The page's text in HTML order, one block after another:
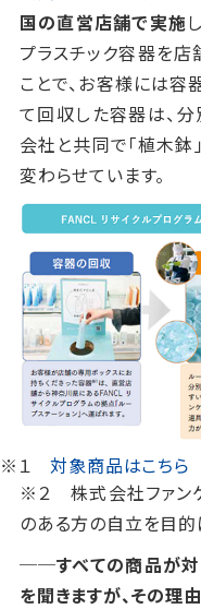
国の直営店舗で実施
プラスチック容器を店
ことで、お客様には容
て回収した容器は、分
会社と共同で「植木鉢
変わらせています。
※１対象商品はこちら
※２ 株式会社ファン
のある方の自立を目的
──すべての商品が対
を聞きますが、その理